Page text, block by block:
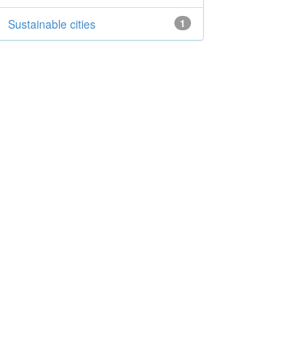
1
Sustainable cities